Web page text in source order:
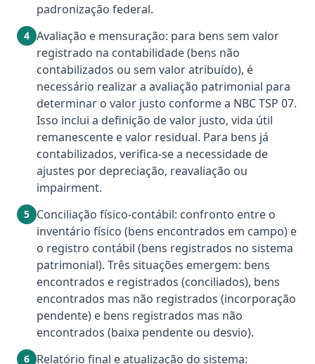
padronização federal.
4 Avaliação e mensuração: para bens sem valor
registrado na contabilidade (bens não
contabilizados ou sem valor atribuído), é
necessário realizar a avaliação patrimonial para
determinar o valor justo conforme a NBC TSP 07.
Isso inclui a definição de valor justo, vida útil
remanescente e valor residual. Para bens já
contabilizados, verifica-se a necessidade de
ajustes por depreciação, reavaliação ou
impairment.
5 Conciliação físico-contábil: confronto entre o
inventário físico (bens encontrados em campo) e
o registro contábil (bens registrados no sistema
patrimonial). Três situações emergem: bens
encontrados e registrados (conciliados), bens
encontrados mas não registrados (incorporação
pendente) e bens registrados mas não
encontrados (baixa pendente ou desvio).
6 Relatório final e atualização do sistema: